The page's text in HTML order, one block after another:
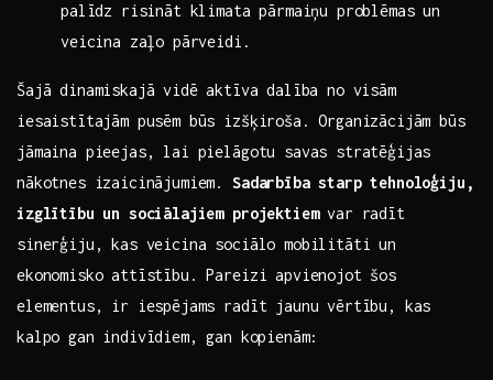
palīdz risināt‌ klimata pārmaiņu problēmas⁤ un
veicina zaļo pārveidi.
Šajā dinamiskajā vidē aktīva ⁢dalība no visām
iesaistītajām pusēm būs izšķiroša. Organizācijām būs
jāmaina ‍pieejas, lai pielāgotu savas stratēģijas
nākotnes izaicinājumiem. Sadarbība starp tehnoloģiju,
izglītību un sociālajiem ‌projektiemvar radīt
sinerģiju, kas veicina sociālo mobilitāti un
ekonomisko attīstību. Pareizi apvienojot šos
elementus, ir iespējams radīt jaunu vērtību, kas
kalpo gan indivīdiem, gan⁣ kopienām: ‍